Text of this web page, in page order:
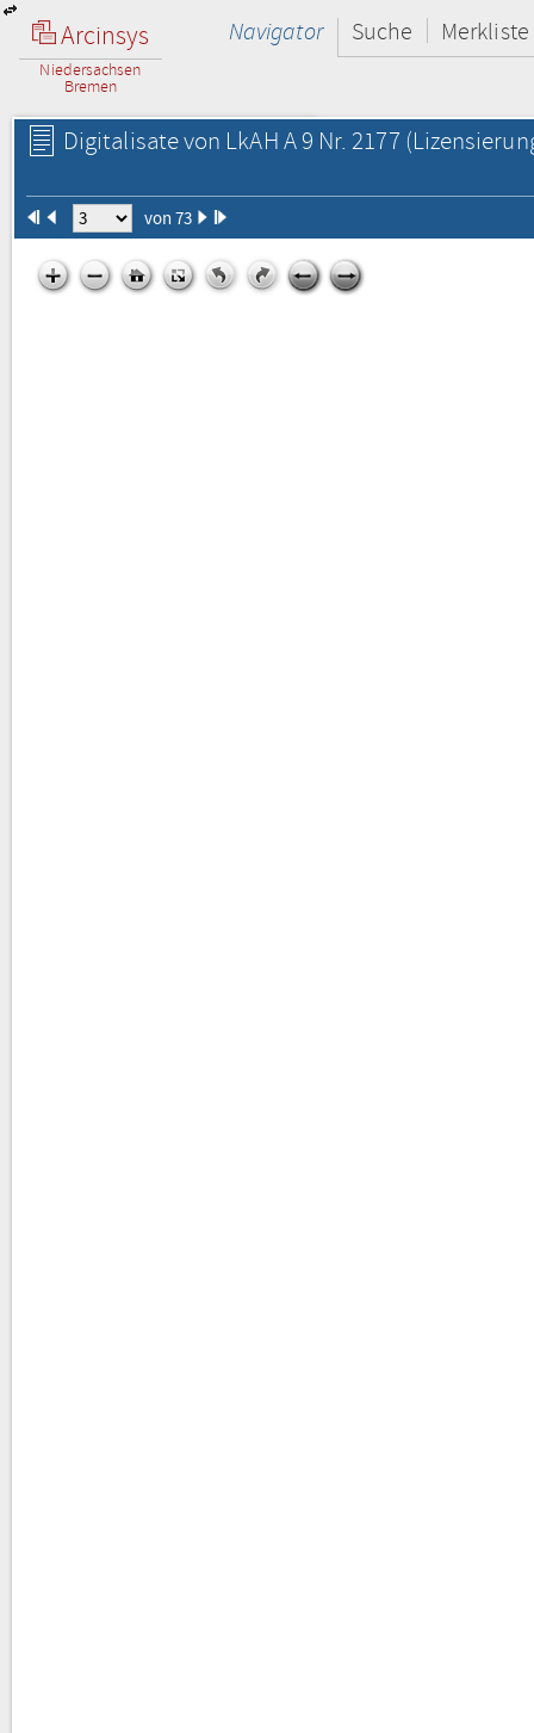
Arcinsys
Niedersachsen
Bremen
Navigator Suche Merkliste
Digitalisate von LkAH A 9 Nr. 2177
von 73